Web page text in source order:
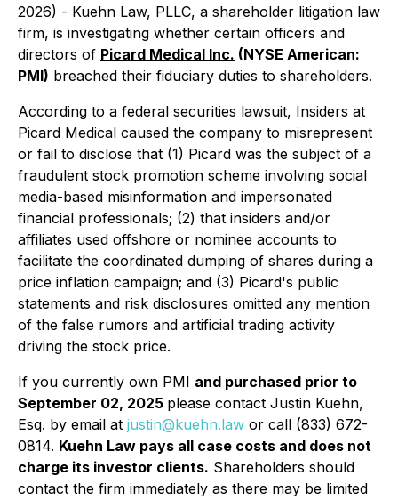
2026) - Kuehn Law, PLLC, a shareholder litigation law
firm, is investigating whether certain officers and
directors of Picard Medical Inc. (NYSE American:
PMI) breached their fiduciary duties to shareholders.
According to a federal securities lawsuit, Insiders at
Picard Medical caused the company to misrepresent
or fail to disclose that (1) Picard was the subject of a
fraudulent stock promotion scheme involving social
media-based misinformation and impersonated
financial professionals; (2) that insiders and/or
affiliates used offshore or nominee accounts to
facilitate the coordinated dumping of shares during a
price inflation campaign; and (3) Picard's public
statements and risk disclosures omitted any mention
of the false rumors and artificial trading activity
driving the stock price.
If you currently own PMI and purchased prior to
September 02, 2025 please contact Justin Kuehn,
Esq. by email at justin@kuehn.law or call (833) 672-
0814. Kuehn Law pays all case costs and does not
charge its investor clients. Shareholders should
contact the firm immediately as there may be limited